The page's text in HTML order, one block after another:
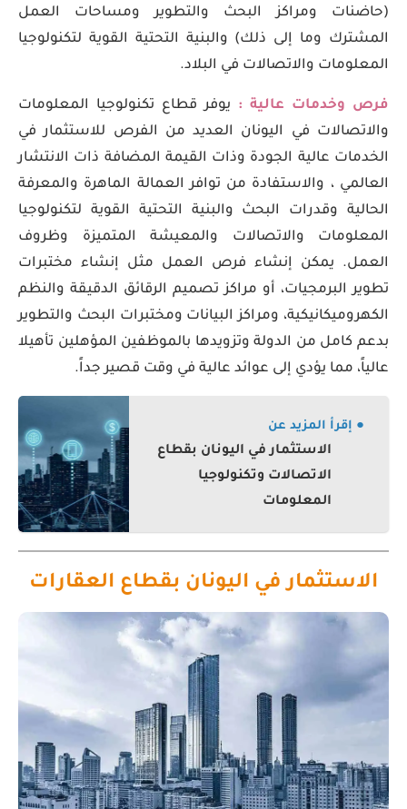
(حاضنات ومراكز البحث والتطوير ومساحات العمل
المشترك وما إلى ذلك) والبنية التحتية القوية لتكنولوجيا
المعلومات والاتصالات في البلاد.
فرص وخدمات عالية : يوفر قطاع تكنولوجيا المعلومات
والاتصالات في اليونان العديد من الفرص للاستثمار في
الخدمات عالية الجودة وذات القيمة المضافة ذات الانتشار
العالمي ، والاستفادة من توافر العمالة الماهرة والمعرفة
الحالية وقدرات البحث والبنية التحتية القوية لتكنولوجيا
المعلومات والاتصالات والمعيشة المتميزة وظروف
العمل. يمكن إنشاء فرص العمل مثل إنشاء مختبرات
تطوير البرمجيات، أو مراكز تصميم الرقائق الدقيقة والنظم
الكهروميكانيكية، ومراكز البيانات ومختبرات البحث والتطوير
بدعم كامل من الدولة وتزويدها بالموظفين المؤهلين تأهيلا
عالياً، مما يؤدي إلى عوائد عالية في وقت قصير جداً.
● إقرأ المزيد عن
الاستثمار في اليونان بقطاع
الاتصالات وتكنولوجيا
المعلومات
الاستثمار في اليونان بقطاع العقارات